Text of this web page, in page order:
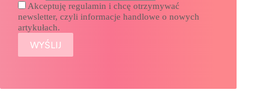
Akceptuję regulamin i chcę otrzymywać
newsletter, czyli informacje handlowe o nowych
artykułach.